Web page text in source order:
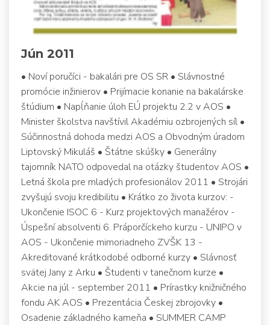
Jún 2011
• Noví poručíci - bakalári pre OS SR • Slávnostné
promócie inžinierov • Prijímacie konanie na bakalárske
štúdium • Napĺňanie úloh EÚ projektu 2.2 v AOS •
Minister školstva navštívil Akadémiu ozbrojených síl •
Súčinnostná dohoda medzi AOS a Obvodným úradom
Liptovský Mikuláš • Štátne skúšky • Generálny
tajomník NATO odpovedal na otázky študentov AOS •
Letná škola pre mladých profesionálov 2011 • Strojári
zvyšujú svoju kredibilitu • Krátko zo života kurzov: -
Ukončenie ISOC 6 - Kurz projektových manažérov -
Úspešní absolventi 6. Práporčíckeho kurzu - UNIPO v
AOS - Ukončenie mimoriadneho ZVŠK 13 -
Akreditované krátkodobé odborné kurzy • Slávnosť
svätej Jany z Arku • Študenti v tanečnom kurze •
Akcie na júl - september 2011 • Prírastky knižničného
fondu AK AOS • Prezentácia Českej zbrojovky •
Osadenie základného kameňa • SUMMER CAMP